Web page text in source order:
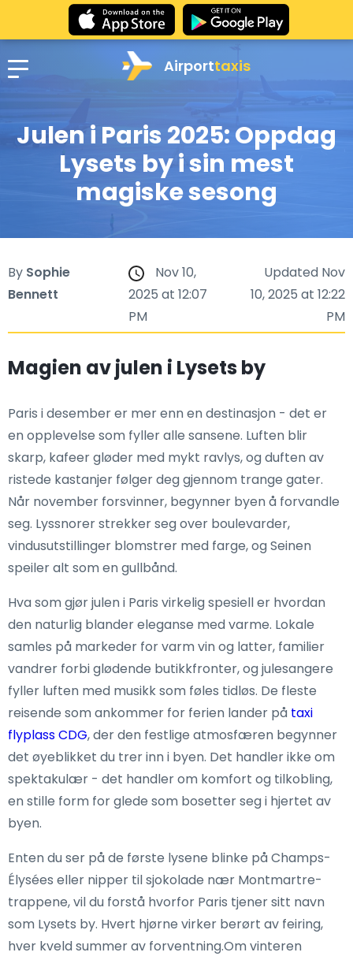
Airporttaxis
Julen i Paris 2025: Oppdag
Lysets by i sin mest
magiske sesong
By Sophie
Bennett
Nov 10,
2025 at 12:07
PM
Updated Nov
10, 2025 at 12:22
PM
Magien av julen i Lysets by
Paris i desember er mer enn en destinasjon - det er
en opplevelse som fyller alle sansene. Luften blir
skarp, kafeer gløder med mykt ravlys, og duften av
ristede kastanjer følger deg gjennom trange gater.
Når november forsvinner, begynner byen å forvandle
seg. Lyssnorer strekker seg over boulevarder,
vindusutstillinger blomstrer med farge, og Seinen
speiler alt som en gullbånd.
Hva som gjør julen i Paris virkelig spesiell er hvordan
den naturlig blander eleganse med varme. Lokale
samles på markeder for varm vin og latter, familier
vandrer forbi glødende butikkfronter, og julesangere
fyller luften med musikk som føles tidløs. De fleste
reisende som ankommer for ferien lander på taxi
flyplass CDG, der den festlige atmosfæren begynner
det øyeblikket du trer inn i byen. Det handler ikke om
spektakulær - det handler om komfort og tilkobling,
en stille form for glede som bosetter seg i hjertet av
byen.
Enten du ser på de første lysene blinke på Champs-
Élysées eller nipper til sjokolade nær Montmartre-
trappene, vil du forstå hvorfor Paris tjener sitt navn
som Lysets by. Hvert hjørne virker berørt av feiring,
hver kveld summer av forventning.Om vinteren